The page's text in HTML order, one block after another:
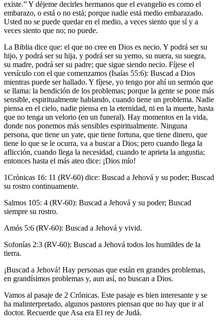
existe.” Y déjeme decirles hermanos que el evangelio es como el
embarazo, o está o no está; porque nadie está medio embarazado.
Usted no se puede quedar en el medio, a veces siento que sí y a
veces siento que no; no puede.
La Biblia dice que: el que no cree en Dios es necio. Y podrá ser su
hijo, y podrá ser su hija, y podrá ser su yerno, su nuera, su suegra,
su madre, podrá ser su padre; que sigue siendo necio. Fíjese el
versículo con el que comenzamos (Isaías 55:6): Buscad a Dios
mientras puede ser hallado. Y fíjese, yo tengo por ahí un sermón que
se llama: la bendición de los problemas; porque la gente se pone más
sensible, espiritualmente hablando, cuando tiene un problema. Nadie
piensa en el cielo, nadie piensa en la eternidad, ni en la muerte, hasta
que no tenga un velorio (en un funeral). Hay momentos en la vida,
donde nos ponemos más sensibles espiritualmente. Ninguna
persona, que tiene un yate, que tiene fortuna, que tiene dinero, que
tiene lo que se le ocurra, va a buscar a Dios; pero cuando llega la
aflicción, cuando llega la necesidad, cuando te aprieta la angustia;
entonces hasta el más ateo dice: ¡Dios mío!
1Crónicas 16: 11 (RV-60) dice: Buscad a Jehová y su poder; Buscad
su rostro continuamente.
Salmos 105: 4 (RV-60): Buscad a Jehová y su poder; Buscad
siempre su rostro.
Amós 5:6 (RV-60): Buscad a Jehová y vivid.
Sofonías 2:3 (RV-60): Buscad a Jehová todos los humildes de la
tierra.
¡Buscad a Jehová! Hay personas que están en grandes problemas,
en grandísimos problemas y, aun así, no buscan a Dios.
Vamos al pasaje de 2 Crónicas. Este pasaje es bien interesante y se
ha malinterpretado, algunos pastores piensan que no hay que ir al
doctor. Recuerde que Asa era El rey de Judá.